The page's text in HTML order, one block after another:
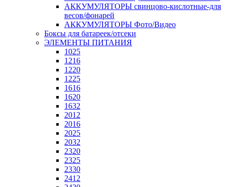
АККУМУЛЯТОРЫ свинцово-кислотные-для
весов/фонарей
АККУМУЛЯТОРЫ Фото/Видео
Боксы для батареек/отсеки
ЭЛЕМЕНТЫ ПИТАНИЯ
1025
1216
1220
1225
1616
1620
1632
2012
2016
2025
2032
2320
2325
2330
2412